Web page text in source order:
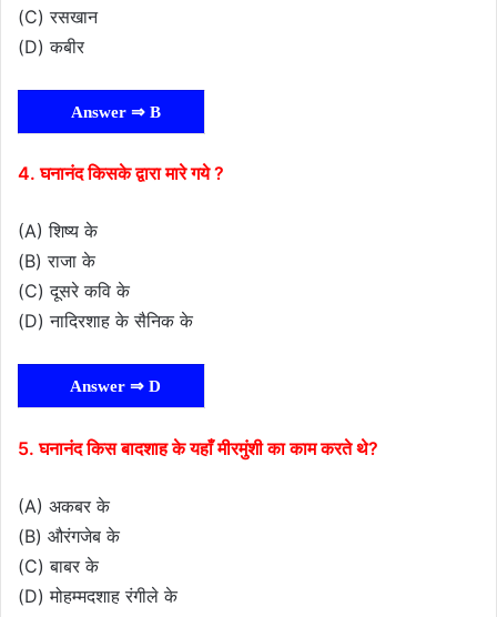
(C) रसखान
(D) कबीर
Answer ⇒ B
4. घनानंद किसके द्वारा मारे गये ?
(A) शिष्य के
(B) राजा के
(C) दूसरे कवि के
(D) नादिरशाह के सैनिक के
Answer ⇒ D
5. घनानंद किस बादशाह के यहाँ मीरमुंशी का काम करते थे?
(A) अकबर के
(B) औरंगजेब के
(C) बाबर के
(D) मोहम्मदशाह रंगीले के